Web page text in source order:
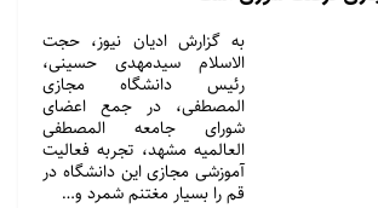
به گزارش ادیان نیوز، حجت
الاسلام سیدمهدی حسینی،
رئیس دانشگاه مجازی
المصطفی، در جمع اعضای
شورای جامعه المصطفی
العالمیه مشهد، تجربه فعالیت
آموزشی مجازی این دانشگاه در
قم را بسیار مغتنم شمرد و…